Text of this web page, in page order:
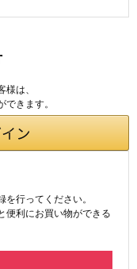
は、
きます。
行ってください。
便利にお買い物ができる